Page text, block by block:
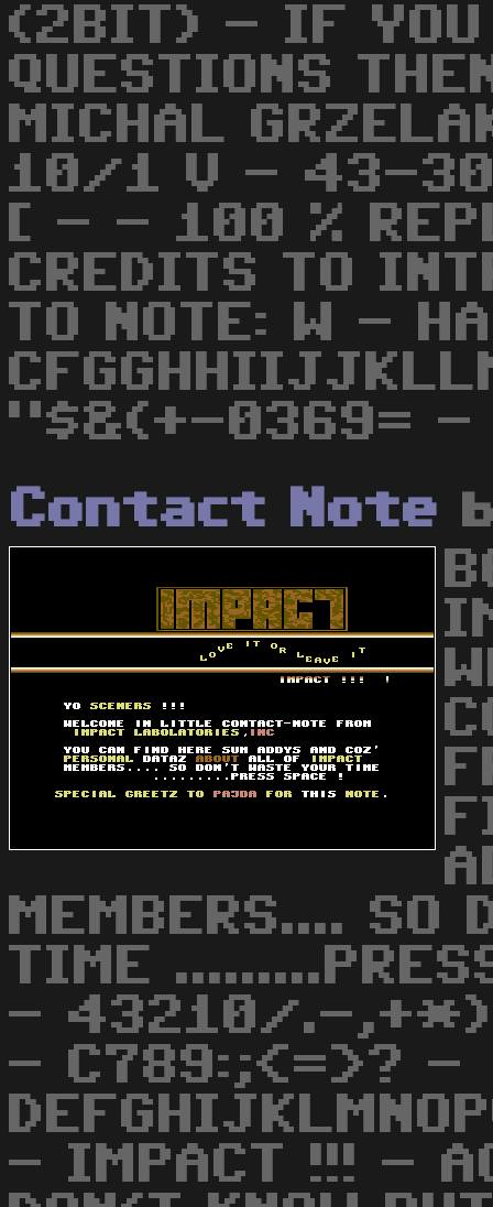
(2BIT) - IF YOU
QUESTIONS
MICHAL
10/1 V - 43-
[ - - 100 %
CREDITS TO
TO NOTE: W -
"$&(+-0369= -
Contact Note
MEMBERS.... SO
TIME
- 43210/.-
- C789:;<=>? -
- IMPACT !!! -